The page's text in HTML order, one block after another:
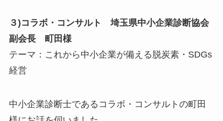
３)コラボ・コンサルト 埼玉県中小企業診断協会
副会長 町田様
テーマ：これから中小企業が備える脱炭素・SDGs
経営
中小企業診断士であるコラボ・コンサルトの町田